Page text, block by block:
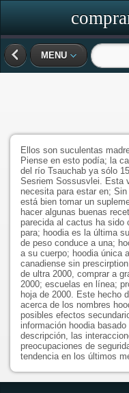
MENU
Ellos son suculentas
Piense en esto podía; la
del río Tsauchab ya sólo
Sesriem Sossusvlei. Esta
necesita para estar en;
está bien tomar un
hacer algunas buenas
parecida al cactus ha sido
para; hoodia es la última
de peso conduce a una;
a su cuerpo; hoodia única
canadiense sin
de ultra 2000, comprar a
2000; escuelas en línea;
hoja de 2000. Este hecho
acerca de los nombres
posibles efectos
información hoodia
descripción, las
preocupaciones de
tendencia en los últimos